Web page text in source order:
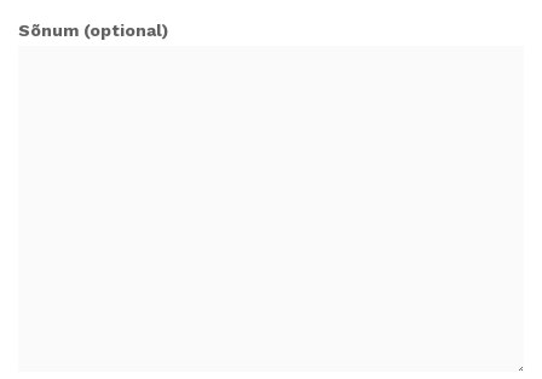
Sõnum (optional)